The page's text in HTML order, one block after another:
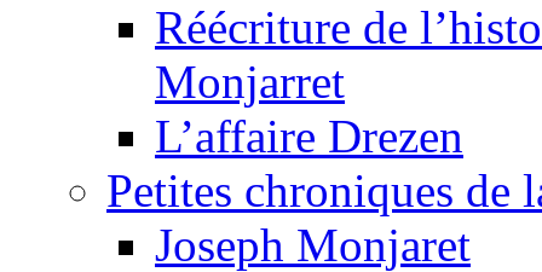
Réécriture de
Monjarret
L’affaire Drezen
Petites chroniques de
Joseph Monjaret